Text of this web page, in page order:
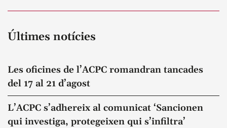
Últimes notícies
Les oficines de l’ACPC romandran tancades
del 17 al 21 d’agost
L’ACPC s’adhereix al comunicat ‘Sancionen
qui investiga, protegeixen qui s’infiltra’